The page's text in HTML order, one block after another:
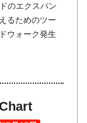
のエクスパン
るためのツー
ウォーク発生